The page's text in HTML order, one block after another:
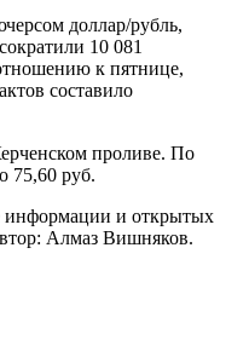
доллар/рубль,
10 081
к пятнице,
составило
проливе. По
75,60 руб.
информации и открытых
Алмаз Вишняков.